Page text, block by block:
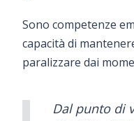
Sono competenze
capacità di
paralizzare dai
Dal punto di